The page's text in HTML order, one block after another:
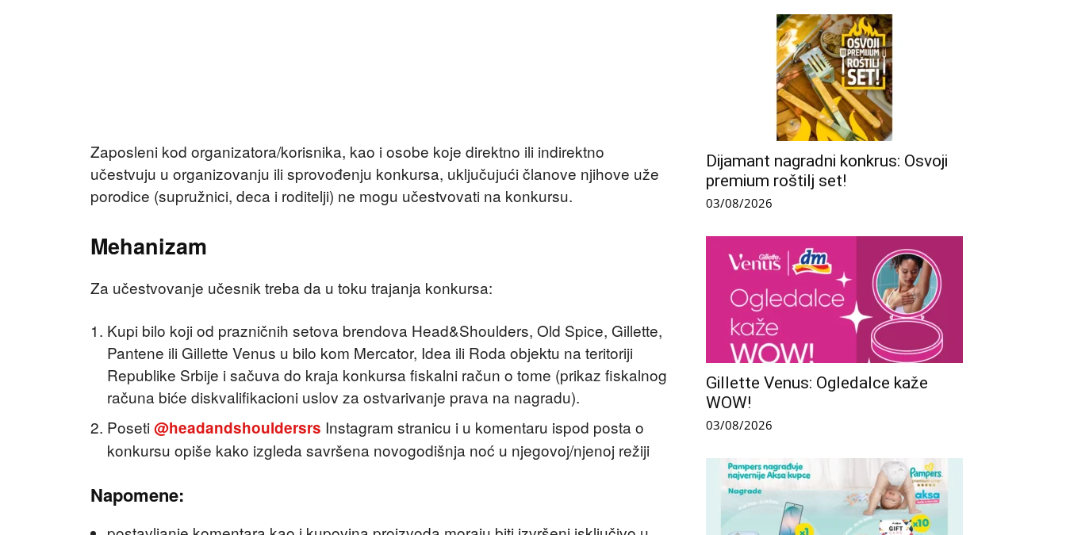
Zaposleni kod organizatora/korisnika, kao i osobe koje direktno ili indirektno
učestvuju u organizovanju ili sprovođenju konkursa, uključujući članove njihove uže
porodice (supružnici, deca i roditelji) ne mogu učestvovati na konkursu.
Mehanizam
Za učestvovanje učesnik treba da u toku trajanja konkursa:
Kupi bilo koji od prazničnih setova brendova Head&Shoulders, Old Spice, Gillette,
Pantene ili Gillette Venus u bilo kom Mercator, Idea ili Roda objektu na teritoriji
Republike Srbije i sačuva do kraja konkursa fiskalni račun o tome (prikaz fiskalnog
računa biće diskvalifikacioni uslov za ostvarivanje prava na nagradu).
Poseti@headandshouldersrs Instagram stranicu i u komentaru ispod posta o
konkursu opiše kako izgleda savršena novogodišnja noć u njegovoj/njenoj režiji
Napomene:
Dijamant nagradni konkrus: Osvoji
premium roštilj set!
03/08/2026
Gillette Venus: Ogledalce kaže
WOW!
03/08/2026